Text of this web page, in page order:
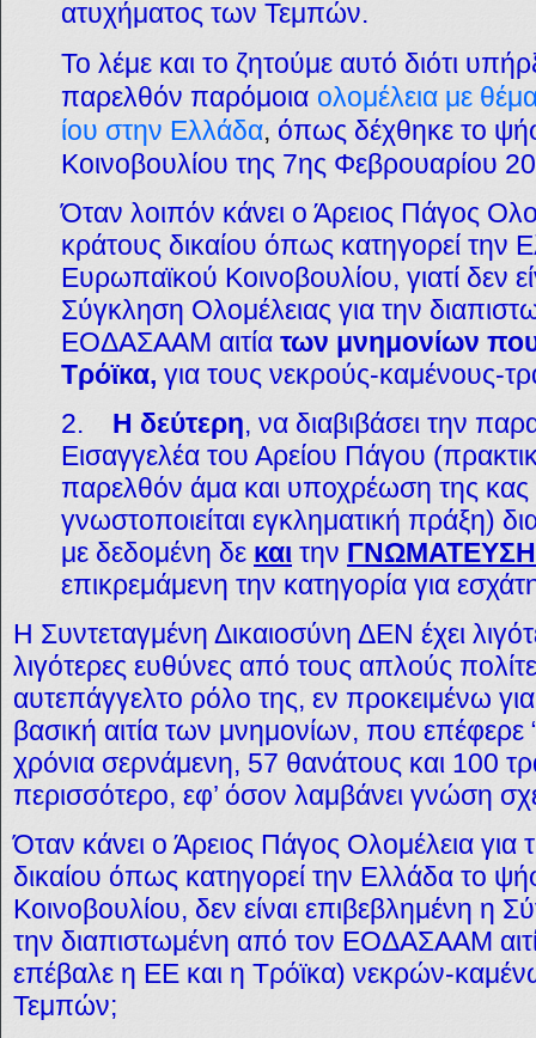
ατυχήματος των Τεμπών.
Το λέμε και το ζητούμε αυτό διότι
παρελθόν παρόμοια ολομέλεια με
ίου στην Ελλάδα, όπως δέχθηκε το
Κοινοβουλίου της 7ης Φεβρουαρίου
Όταν λοιπόν κάνει ο Άρειος Πάγος
κράτους δικαίου όπως κατηγορεί την
Ευρωπαϊκού Κοινοβουλίου, γιατί δεν
Σύγκληση Ολομέλειας για την
ΕΟΔΑΣΑΑΜ αιτία των μνημονίων
Τρόϊκα, για τους νεκρούς-καμένους-
2.
Η δεύτερη, να διαβιβάσει την
Εισαγγελέα του Αρείου Πάγου
παρελθόν άμα και υποχρέωση της
γνωστοποιείται εγκληματική πράξη)
με δεδομένη δε και την
επικρεμάμενη την κατηγορία για
Η Συντεταγμένη Δικαιοσύνη ΔΕΝ έχει
λιγότερες ευθύνες από τους απλούς
αυτεπάγγελτο ρόλο της, εν προκειμένω
βασική αιτία των μνημονίων, που επέφερε
χρόνια σερνάμενη, 57 θανάτους και 100
περισσότερο, εφ’ όσον λαμβάνει γνώση
Όταν κάνει ο Άρειος Πάγος Ολομέλεια για
δικαίου όπως κατηγορεί την Ελλάδα το
Κοινοβουλίου, δεν είναι επιβεβλημένη η
την διαπιστωμένη από τον ΕΟΔΑΣΑΑΜ
επέβαλε η ΕΕ και η Τρόϊκα) νεκρών-
Τεμπών;